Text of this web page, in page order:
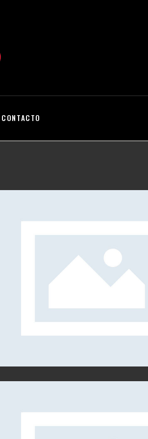
CONTACTO